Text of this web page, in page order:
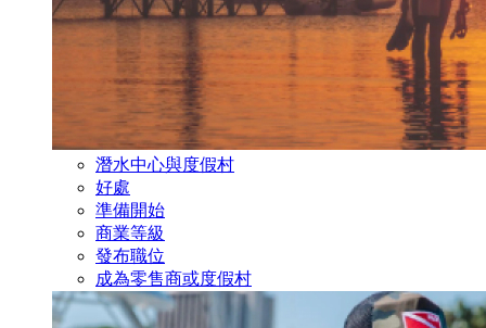
潛水中心與度假村
好處
準備開始
商業等級
發布職位
成為零售商或度假村